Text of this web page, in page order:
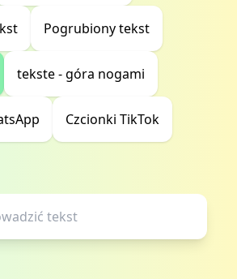
Pogrubiony tekst
tekste - góra nogami
Czcionki TikTok